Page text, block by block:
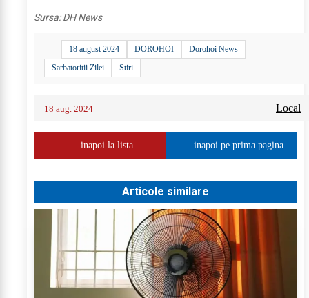
Sursa:DH News
18 august 2024 DOROHOI
Dorohoi News
Sarbatoritii Zilei
Stiri
18 aug. 2024 Local
inapoi la lista inapoi pe prima pagina
Articole similare